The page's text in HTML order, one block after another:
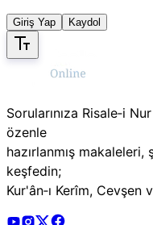
Giriş Yap Kaydol
Sorularınıza Risale‑i
özenle
hazırlanmış makaleleri,
keşfedin;
Kur'ân‑ı Kerîm, Cevşen
Risale Online Youtube
Risale Online
Risale Online X